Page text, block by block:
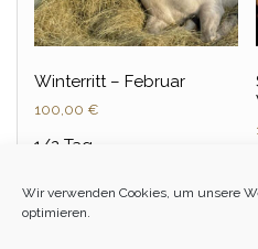
Wir verwenden Cookies, um unsere
optimieren.
Winterritt – Februar
100,00 €
1/2 Tag
Zum Ritt